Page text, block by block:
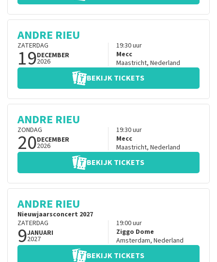
ANDRE RIEU
ZATERDAG
19DECEMBER
2026
19:30uur
Mecc
Maastricht, Nederland
BEKIJK TICKETS
ANDRE RIEU
ZONDAG
20DECEMBER
2026
19:30uur
Mecc
Maastricht, Nederland
BEKIJK TICKETS
ANDRE RIEU
Nieuwjaarsconcert 2027
ZATERDAG
9JANUARI
2027
19:00uur
Ziggo Dome
Amsterdam, Nederland
BEKIJK TICKETS